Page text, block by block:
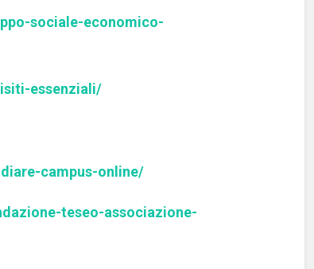
sociale-economico-
essenziali/
campus-online/
teseo-associazione-